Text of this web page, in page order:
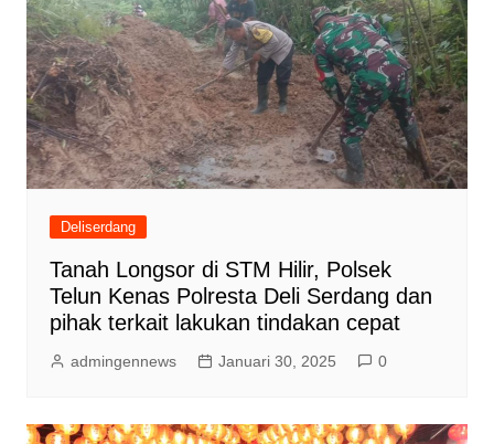
Deliserdang
Tanah Longsor di STM Hilir, Polsek
Telun Kenas Polresta Deli Serdang dan
pihak terkait lakukan tindakan cepat
admingennews Januari 30, 2025 0